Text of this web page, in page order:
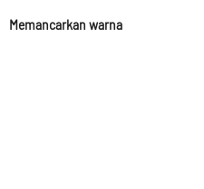
Memancarkan warna